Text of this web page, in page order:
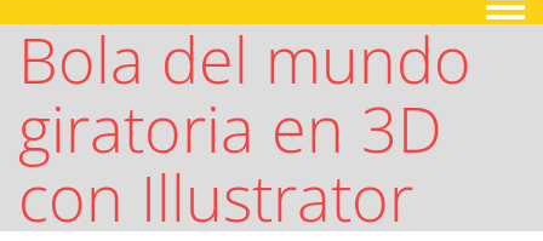
Bola del mundo
giratoria en 3D
con Illustrator